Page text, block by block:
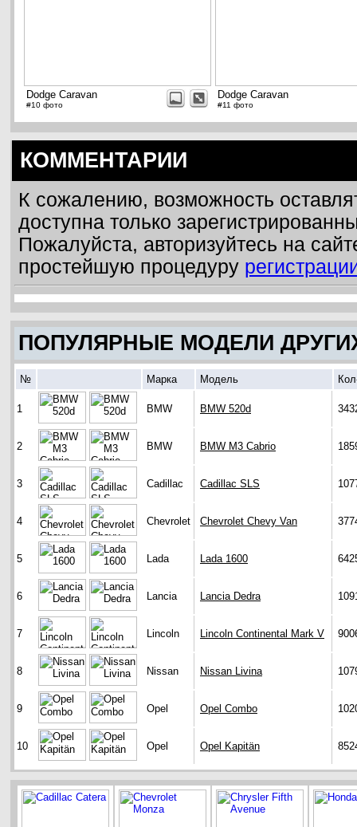
Dodge Caravan
#10 фото
Dodge Caravan
#11 фото
КОММЕНТАРИИ
К сожалению, возможность
доступна только
Пожалуйста, авторизуйтесь на
простейшую процедуру
ПОПУЛЯРНЫЕ МОДЕЛИ
№ Марка Модель
1 BMW BMW 520d
2 BMW BMW M3 Cabrio
3 Cadillac Cadillac SLS
4 Chevrolet Chevrolet Chevy Van
5 Lada Lada 1600
6 Lancia Lancia Dedra
7 Lincoln Lincoln Continental Mark V
8 Nissan Nissan Livina
9 Opel Opel Combo
10 Opel Opel Kapitän